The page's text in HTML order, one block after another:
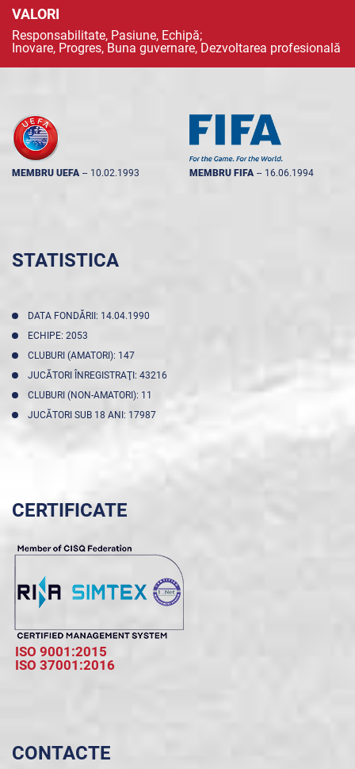
VALORI
Responsabilitate, Pasiune, Echipă;
Inovare, Progres, Buna guvernare, Dezvoltarea profesională
MEMBRU UEFA -- 10.02.1993 MEMBRU FIFA -- 16.06.1994
STATISTICA
DATA FONDĂRII: 14.04.1990
ECHIPE: 2053
CLUBURI (AMATORI): 147
JUCĂTORI ÎNREGISTRAŢI: 43216
CLUBURI (NON-AMATORI): 11
JUCĂTORI SUB 18 ANI: 17987
CERTIFICATE
ISO 9001:2015
ISO 37001:2016
CONTACTE